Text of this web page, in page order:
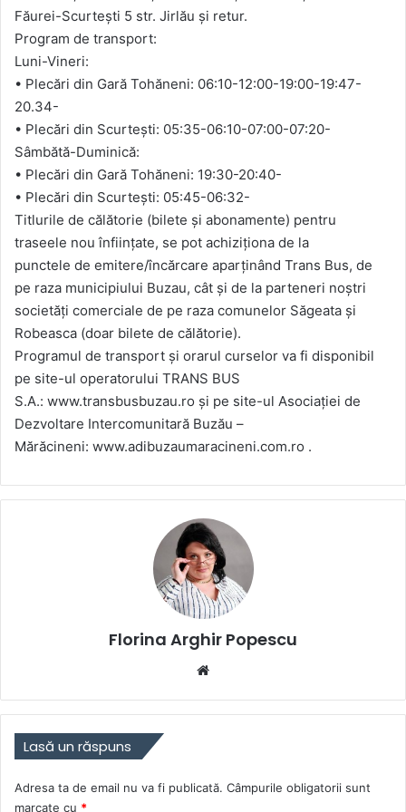
Făurei-Scurtești 5 str. Jirlău și retur.
Program de transport:
Luni-Vineri:
• Plecări din Gară Tohăneni: 06:10-12:00-19:00-19:47-
20.34-
• Plecări din Scurtești: 05:35-06:10-07:00-07:20-
Sâmbătă-Duminică:
• Plecări din Gară Tohăneni: 19:30-20:40-
• Plecări din Scurtești: 05:45-06:32-
Titlurile de călătorie (bilete şi abonamente) pentru
traseele nou înfiinţate, se pot achiziţiona de la
punctele de emitere/încărcare aparţinând Trans Bus, de
pe raza municipiului Buzau, cât şi de la parteneri noştri
societăţi comerciale de pe raza comunelor Săgeata şi
Robeasca (doar bilete de călătorie).
Programul de transport și orarul curselor va fi disponibil
pe site-ul operatorului TRANS BUS
S.A.: www.transbusbuzau.ro și pe site-ul Asociației de
Dezvoltare Intercomunitară Buzău –
Mărăcineni: www.adibuzaumaracineni.com.ro .
Florina Arghir Popescu
Lasă un răspuns
Adresa ta de email nu va fi publicată. Câmpurile obligatorii sunt
marcate cu *